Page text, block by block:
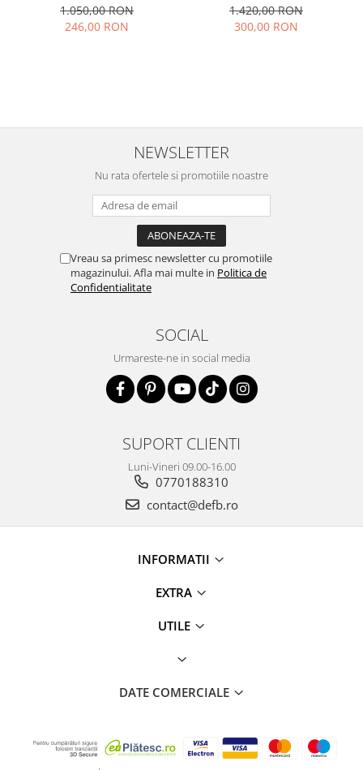
1.050,00 RON
246,00 RON
1.420,00 RON
300,00 RON
NEWSLETTER
Nu rata ofertele si promotiile noastre
Vreau sa primesc newsletter cu promotiile
magazinului. Afla mai multe in Politica de
Confidentialitate
SOCIAL
Urmareste-ne in social media
SUPORT CLIENTI
Luni-Vineri 09.00-16.00
0770188310
contact@defb.ro
INFORMATII
EXTRA
UTILE
DATE COMERCIALE